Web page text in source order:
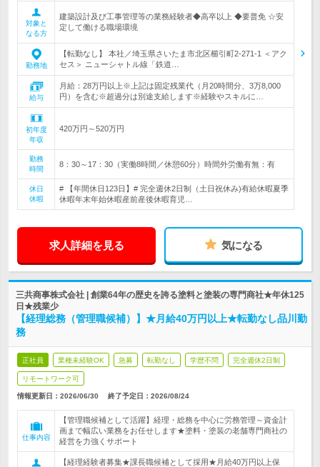
対象と
なる方
建築設計及び工事管理等の業務経験者◆高卒以上 ◆要普免 ☆安
定して働ける職場環境
勤務地
【転勤なし】 本社／埼玉県さいたま市北区櫛引町2-271-1 ＜アク
セス＞ ニューシャトル線「鉄道…
給与
月給：28万円以上※上記は固定残業代（月20時間分、3万8,000
円）を含む※超過分は別途支給します※経験やスキルに…
初年度
年収
420万円～520万円
勤務
時間
8：30～17：30（実働8時間／休憩60分）時間外労働有無：有
休日
休暇
# 【年間休日123日】# 完全週休2日制（土日祝休み)有給休暇夏季
休暇年末年始休暇産前産後休暇育児…
求人詳細を見る 気になる
三共商事株式会社 | 創業64年の歴史を誇る塗料と塗装の専門商社★年休125
日★残業少
【経理総務（管理職候補）】★月給40万円以上★転勤なし品川勤
務
正社員 業種未経験OK 急募 転勤なし 学歴不問 完全週休2日制
リモートワーク可
情報更新日：2026/06/30 終了予定日： 2026/08/24
仕事内容
【管理職候補として活躍】経理・総務を中心に労務管理～資金計
画まで幅広い業務をお任せします★塗料・塗装の老舗専門商社の
経営を力強くサポート
【経理経験者募集★課長職候補として採用★月給40万円以上保